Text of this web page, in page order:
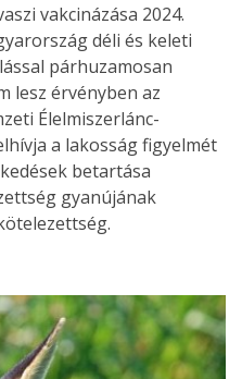
vakcinázása 2024.
déli és keleti
párhuzamosan
lesz érvényben az
Élelmiszerlánc-
a lakosság figyelmét
betartása
gyanújának